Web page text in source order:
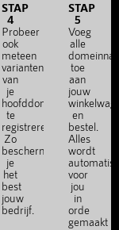
STAP
4
Probeer
ook
meteen
varianten
van
je
hoofddomein
te
registreren.
Zo
bescherm
je
het
best
jouw
bedrijf.
STAP
5
Voeg
alle
toe
aan
jouw
en
bestel.
Alles
wordt
voor
jou
in
orde
gemaakt